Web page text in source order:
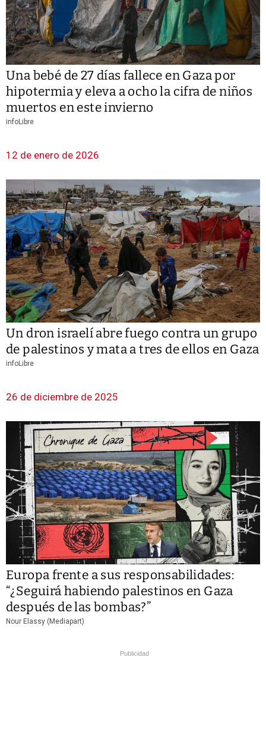
Una bebé de 27 días fallece en Gaza por
hipotermia y eleva a ocho la cifra de niños
muertos en este invierno
infoLibre
12 de enero de 2026
Un dron israelí abre fuego contra un grupo
de palestinos y mata a tres de ellos en Gaza
infoLibre
26 de diciembre de 2025
Europa frente a sus responsabilidades:
“¿Seguirá habiendo palestinos en Gaza
después de las bombas?”
Nour Elassy (Mediapart)
Publicidad